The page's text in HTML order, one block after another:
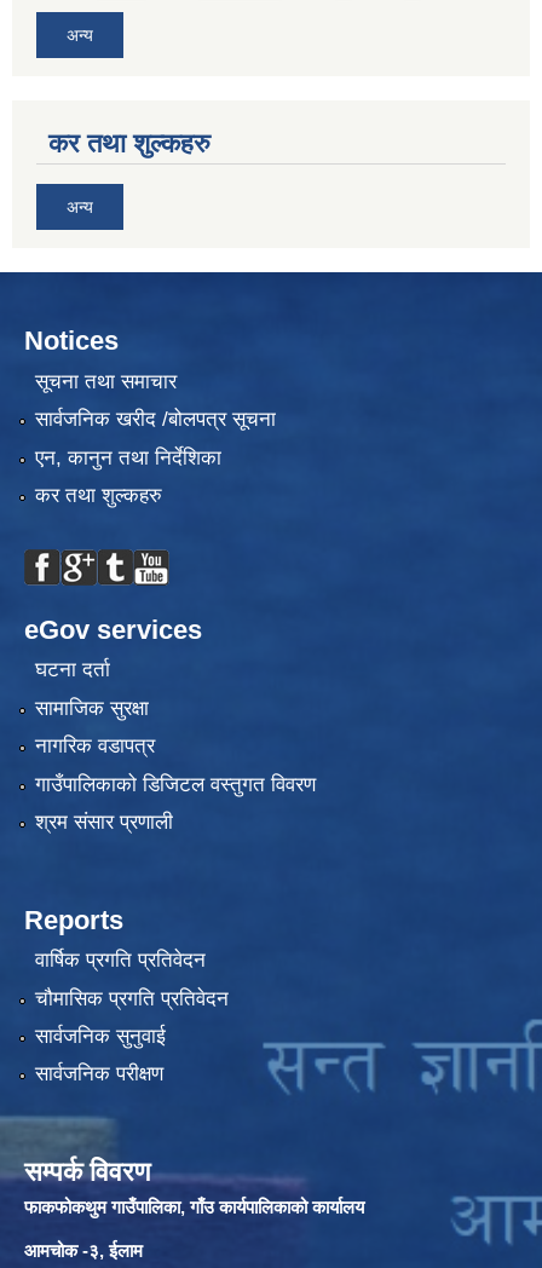
अन्य
कर तथा शुल्कहरु
अन्य
Notices
सूचना तथा समाचार
सार्वजनिक खरीद /बोलपत्र सूचना
एन, कानुन तथा निर्देशिका
कर तथा शुल्कहरु
eGov services
घटना दर्ता
सामाजिक सुरक्षा
नागरिक वडापत्र
गाउँपालिकाको डिजिटल वस्तुगत विवरण
श्रम संसार प्रणाली
Reports
वार्षिक प्रगति प्रतिवेदन
चौमासिक प्रगति प्रतिवेदन
सार्वजनिक सुनुवाई
सार्वजनिक परीक्षण
सम्पर्क विवरण
फाकफोकथुम गाउँपालिका, गाँउ कार्यपालिकाको कार्यालय
आमचोक -३, ईलाम